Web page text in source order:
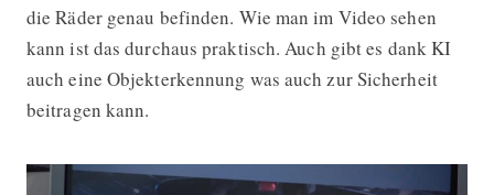
die Räder genau befinden. Wie man im Video sehen
kann ist das durchaus praktisch. Auch gibt es dank KI
auch eine Objekterkennung was auch zur Sicherheit
beitragen kann.